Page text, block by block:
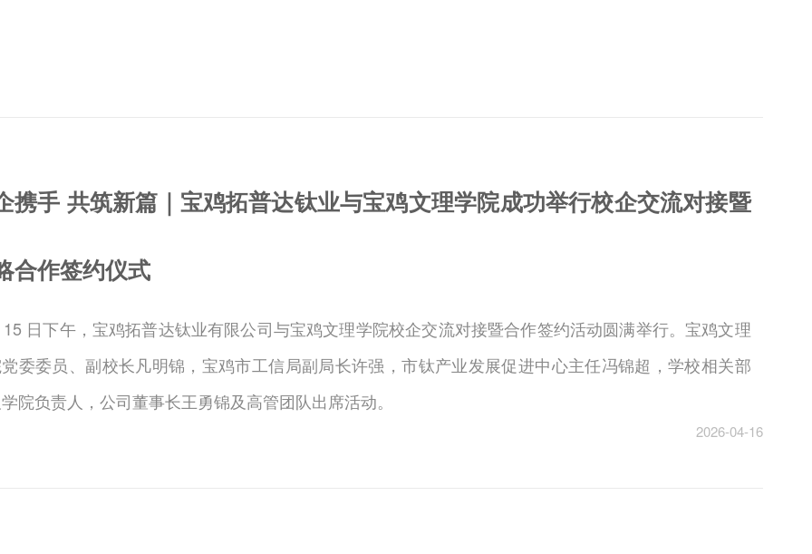
携手 共筑新篇｜宝鸡拓普达钛业与宝鸡文理学院成功举行校企交流对接暨
合作签约仪式
日下午，宝鸡拓普达钛业有限公司与宝鸡文理学院校企交流对接暨合作签约活动圆满举行。宝鸡文理
委委员、副校长凡明锦，宝鸡市工信局副局长许强，市钛产业发展促进中心主任冯锦超，学校相关部
院负责人，公司董事长王勇锦及高管团队出席活动。
2026-04-16